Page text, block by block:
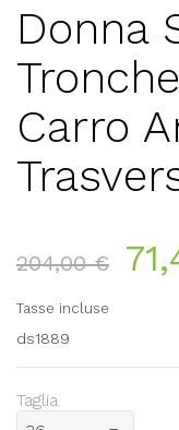
Donna
Carro
204,00 €
Tasse incluse
ds1889
Taglia